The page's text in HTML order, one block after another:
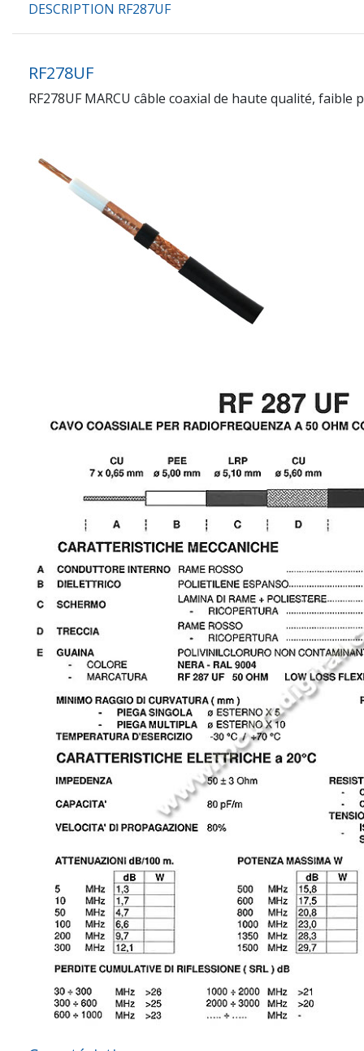
DESCRIPTION RF287UF
RF278UF
RF278UF MARCU câble coaxial de haute qualité, faible